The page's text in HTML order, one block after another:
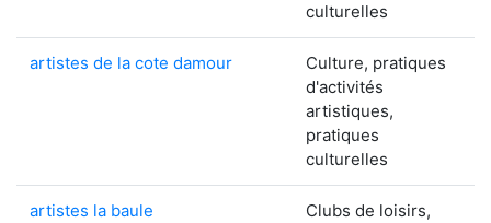
culturelles
artistes de la cote damour
Culture, pratiques
d'activités
artistiques,
pratiques
culturelles
artistes la baule
Clubs de loisirs,